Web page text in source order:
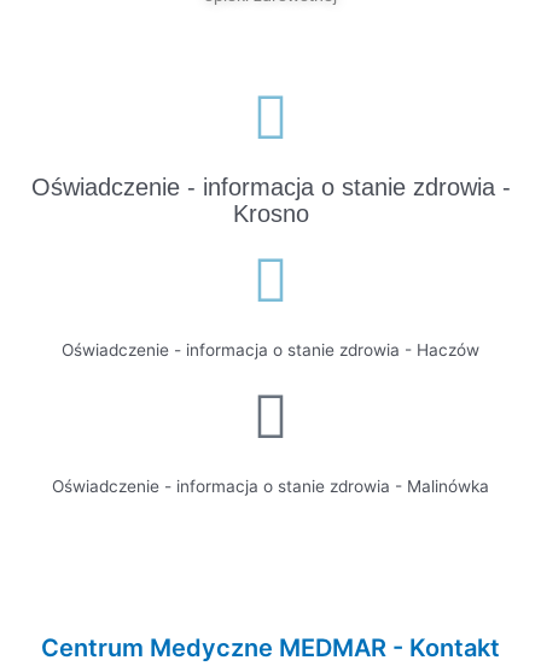
Oświadczenie - informacja o stanie zdrowia -
Krosno
Oświadczenie - informacja o stanie zdrowia - Haczów
Oświadczenie - informacja o stanie zdrowia - Malinówka
Centrum Medyczne MEDMAR - Kontakt